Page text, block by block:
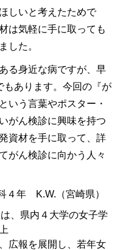
しいと考えたためで
は気軽に手に取っても
した。
る身近な病ですが、早
もあります。今回の『が
いう言葉やポスター・
がん検診に興味を持つ
資材を手に取って、詳
がん検診に向かう人々
４年 K.W.（宮崎県）
、県内４大学の女子学
広報を展開し、若年女